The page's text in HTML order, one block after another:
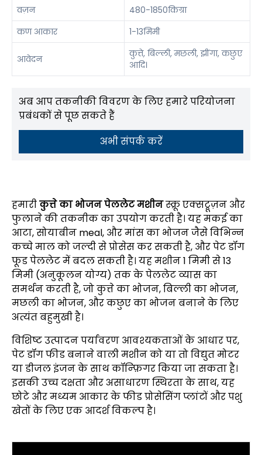
वज़न
480-1850किग्रा
कण आकार
1-13मिमी
आवेदन
कुत्ते, बिल्ली, मछली, झींगा, कछुए
आदि।
अब आप तकनीकी विवरण के लिए हमारे परियोजना
प्रबंधकों से पूछ सकते हैं
अभी संपर्क करें
हमारीकुत्ते का भोजन पेललेट मशीनस्क्रू एक्सट्रूज़न और
फुलाने की तकनीक का उपयोग करती है। यह मकई का
आटा, सोयाबीन meal, और मांस का भोजन जैसे विभिन्न
कच्चे माल को जल्दी से प्रोसेस कर सकती है, और पेट डॉग
फूड पेललेट में बदल सकती है। यह मशीन 1 मिमी से 13
मिमी (अनुकूलन योग्य) तक के पेललेट व्यास का
समर्थन करती है, जो कुत्ते का भोजन, बिल्ली का भोजन,
मछली का भोजन, और कछुए का भोजन बनाने के लिए
अत्यंत बहुमुखी है।
विशिष्ट उत्पादन पर्यावरण आवश्यकताओं के आधार पर,
पेट डॉग फीड बनाने वाली मशीन को या तो विद्युत मोटर
या डीजल इंजन के साथ कॉन्फ़िगर किया जा सकता है।
इसकी उच्च दक्षता और असाधारण स्थिरता के साथ, यह
छोटे और मध्यम आकार के फीड प्रोसेसिंग प्लांटों और पशु
खेतों के लिए एक आदर्श विकल्प है।